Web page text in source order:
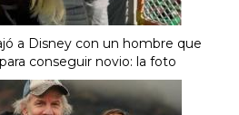
a Disney con un hombre que
conseguir novio: la foto